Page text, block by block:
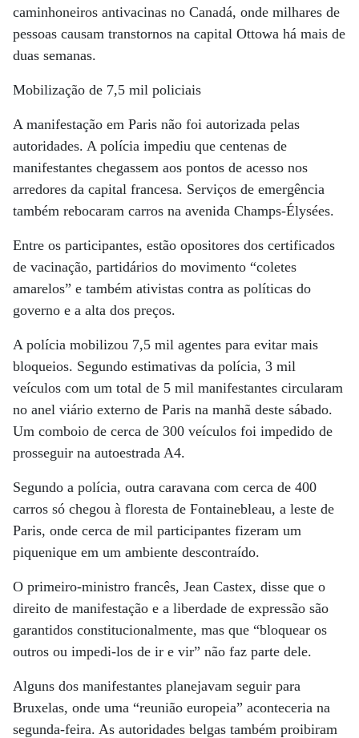
caminhoneiros antivacinas no Canadá, onde milhares de
pessoas causam transtornos na capital Ottowa há mais de
duas semanas.
Mobilização de 7,5 mil policiais
A manifestação em Paris não foi autorizada pelas
autoridades. A polícia impediu que centenas de
manifestantes chegassem aos pontos de acesso nos
arredores da capital francesa. Serviços de emergência
também rebocaram carros na avenida Champs-Élysées.
Entre os participantes, estão opositores dos certificados
de vacinação, partidários do movimento “coletes
amarelos” e também ativistas contra as políticas do
governo e a alta dos preços.
A polícia mobilizou 7,5 mil agentes para evitar mais
bloqueios. Segundo estimativas da polícia, 3 mil
veículos com um total de 5 mil manifestantes circularam
no anel viário externo de Paris na manhã deste sábado.
Um comboio de cerca de 300 veículos foi impedido de
prosseguir na autoestrada A4.
Segundo a polícia, outra caravana com cerca de 400
carros só chegou à floresta de Fontainebleau, a leste de
Paris, onde cerca de mil participantes fizeram um
piquenique em um ambiente descontraído.
O primeiro-ministro francês, Jean Castex, disse que o
direito de manifestação e a liberdade de expressão são
garantidos constitucionalmente, mas que “bloquear os
outros ou impedi-los de ir e vir” não faz parte dele.
Alguns dos manifestantes planejavam seguir para
Bruxelas, onde uma “reunião europeia” aconteceria na
segunda-feira. As autoridades belgas também proibiram